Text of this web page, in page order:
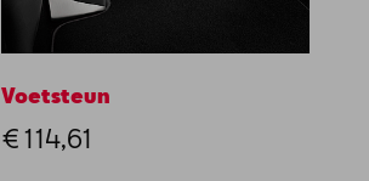
Voetsteun
€ 114,61